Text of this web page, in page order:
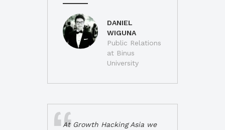
DANIEL
WIGUNA
Public Relations
at Binus
University
At Growth Hacking Asia we